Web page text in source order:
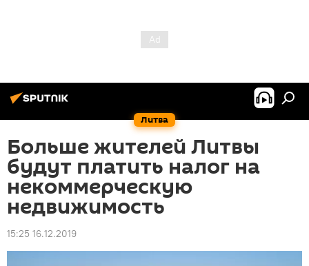
Литва
Больше жителей Литвы
будут платить налог на
некоммерческую
недвижимость
15:25 16.12.2019